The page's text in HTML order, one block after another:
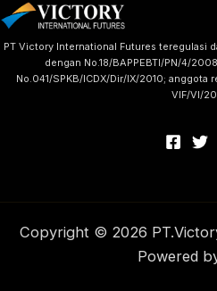
PT Victory International Futures teregulasi
dengan No.18/BAPPEBTI/PN/4/
No.041/SPKB/ICDX/Dir/IX/2010; anggota
VIF/VI/
Copyright © 2026
Powered